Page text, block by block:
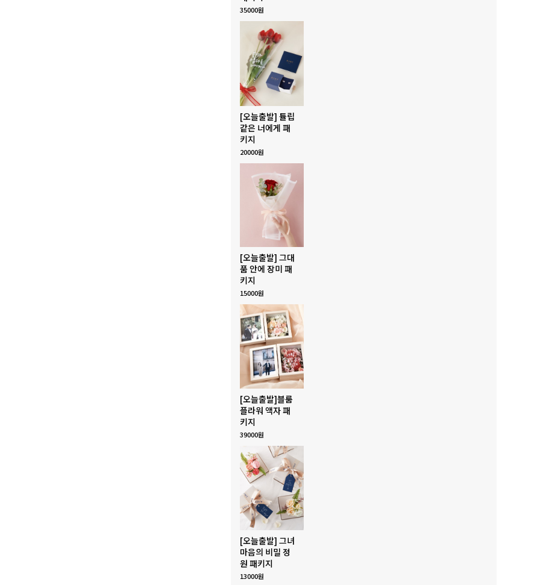
35000원
[오늘출발] 튤립
같은 너에게 패
키지
20000원
[오늘출발] 그대
품 안에 장미 패
키지
15000원
[오늘출발]블룸
플라워 액자 패
키지
39000원
[오늘출발] 그녀
마음의 비밀 정
원 패키지
13000원